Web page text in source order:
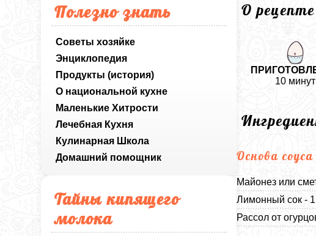
Полезно знать
Советы хозяйке
Энциклопедия
Продукты (история)
О национальной кухне
Маленькие Хитрости
Лечебная Кухня
Кулинарная Школа
Домашний помощник
Тайны кипящего
молока
О рецепте
10 минут
Основа соуса
Майонез или
Лимонный сок -
Рассол от